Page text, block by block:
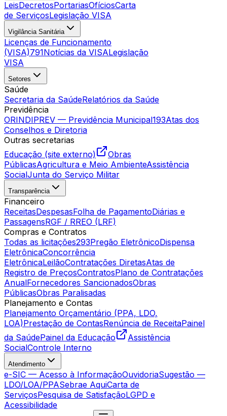
LeisDecretosPortariasOfíciosCarta
de ServiçosLegislação VISA
Vigilância Sanitária
Licenças de Funcionamento
(VISA)791Notícias da VISALegislação
VISA
Setores
Saúde
Secretaria da SaúdeRelatórios da Saúde
Previdência
ORINDIPREV — Previdência Municipal193Atas dos
Conselhos e Diretoria
Outras secretarias
Educação (site externo)
Obras
PúblicasAgricultura e Meio AmbienteAssistência
SocialJunta do Serviço Militar
Transparência
Financeiro
ReceitasDespesasFolha de PagamentoDiárias e
PassagensRGF / RREO (LRF)
Compras e Contratos
Todas as licitações293Pregão EletrônicoDispensa
EletrônicaConcorrência
EletrônicaLeilãoContratações DiretasAtas de
Registro de PreçosContratosPlano de Contratações
AnualFornecedores SancionadosObras
PúblicasObras Paralisadas
Planejamento e Contas
Planejamento Orçamentário (PPA, LDO,
LOA)Prestação de ContasRenúncia de ReceitaPainel
da SaúdePainel da Educação
Assistência
SocialControle Interno
Atendimento
e-SIC — Acesso à InformaçãoOuvidoriaSugestão —
LDO/LOA/PPASebrae AquiCarta de
ServiçosPesquisa de SatisfaçãoLGPD e
Acessibilidade